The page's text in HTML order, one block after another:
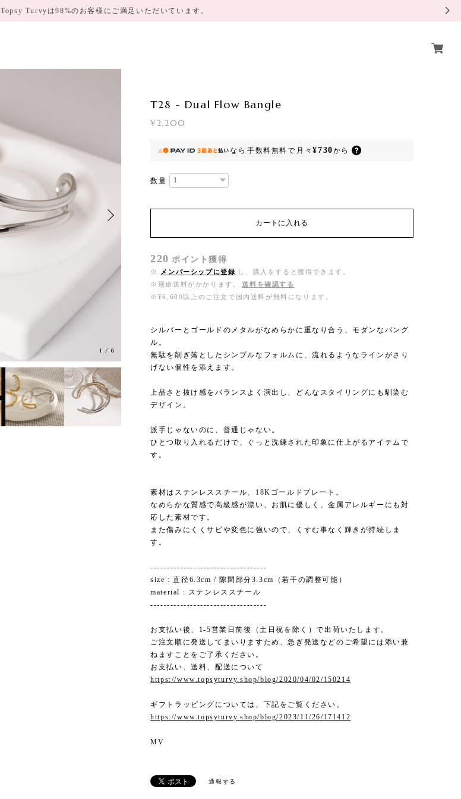
Topsy Turvyは98%のお客様にご満足いただいています。
1 /6
T28 - Dual Flow Bangle
¥2,200
なら 手数料無料で 月々¥730から
数量
カートに入れる
220 ポイント獲得
※ メンバーシップに登録
し、購入をすると獲得できます。
※別途送料がかかります。
送料を確認する
※¥6,600以上のご注文で国内送料が無料になります。
シルバーとゴールドのメタルがなめらかに重なり合う、モダンなバング
ル。
無駄を削ぎ落としたシンプルなフォルムに、流れるようなラインがさり
げない個性を添えます。
上品さと抜け感をバランスよく演出し、どんなスタイリングにも馴染む
デザイン。
派手じゃないのに、普通じゃない。
ひとつ取り入れるだけで、ぐっと洗練された印象に仕上がるアイテムで
す。
素材はステンレススチール、18Kゴールドプレート。
なめらかな質感で高級感が漂い、お肌に優しく、金属アレルギーにも対
応した素材です。
また傷みにくくサビや変色に強いので、くすむ事なく輝きが持続しま
す。
-----------------------------------
size : 直径6.3cm / 隙間部分3.3cm（若干の調整可能）
material : ステンレススチール
-----------------------------------
お支払い後、1-5営業日前後（土日祝を除く）で出荷いたします。
ご注文順に発送してまいりますため、急ぎ発送などのご希望には添い兼
ねますことをご了承ください。
お支払い、送料、配送について
https://www.topsyturvy.shop/blog/2020/04/02/150214
ギフトラッピングについては、下記をご覧ください。
https://www.topsyturvy.shop/blog/2023/11/26/171412
MV
通報する